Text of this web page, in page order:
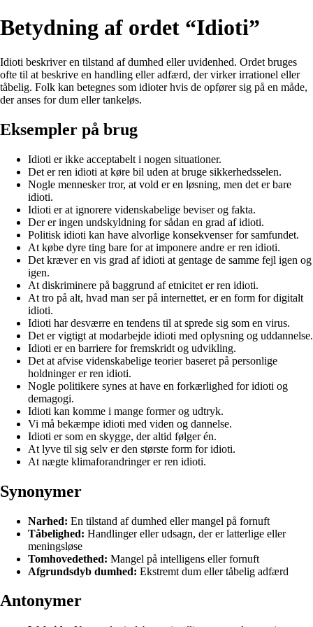
Betydning af ordet “Idioti”
Idioti beskriver en tilstand af dumhed eller uvidenhed. Ordet bruges
ofte til at beskrive en handling eller adfærd, der virker irrationel eller
tåbelig. Folk kan betegnes som idioter hvis de opfører sig på en måde,
der anses for dum eller tankeløs.
Eksempler på brug
Idioti er ikke acceptabelt i nogen situationer.
Det er ren idioti at køre bil uden at bruge sikkerhedsselen.
Nogle mennesker tror, at vold er en løsning, men det er bare
idioti.
Idioti er at ignorere videnskabelige beviser og fakta.
Der er ingen undskyldning for sådan en grad af idioti.
Politisk idioti kan have alvorlige konsekvenser for samfundet.
At købe dyre ting bare for at imponere andre er ren idioti.
Det kræver en vis grad af idioti at gentage de samme fejl igen og
igen.
At diskriminere på baggrund af etnicitet er ren idioti.
At tro på alt, hvad man ser på internettet, er en form for digitalt
idioti.
Idioti har desværre en tendens til at sprede sig som en virus.
Det er vigtigt at modarbejde idioti med oplysning og uddannelse.
Idioti er en barriere for fremskridt og udvikling.
Det at afvise videnskabelige teorier baseret på personlige
holdninger er ren idioti.
Nogle politikere synes at have en forkærlighed for idioti og
demagogi.
Idioti kan komme i mange former og udtryk.
Vi må bekæmpe idioti med viden og dannelse.
Idioti er som en skygge, der altid følger én.
At lyve til sig selv er den største form for idioti.
At nægte klimaforandringer er ren idioti.
Synonymer
Narhed: En tilstand af dumhed eller mangel på fornuft
Tåbelighed: Handlinger eller udsagn, der er latterlige eller
meningsløse
Tomhovedethed: Mangel på intelligens eller fornuft
Afgrundsdyb dumhed: Ekstremt dum eller tåbelig adfærd
Antonymer